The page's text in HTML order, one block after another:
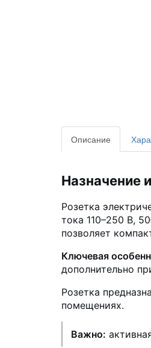
Описание
Назначение
Розетка
тока 110–250 В,
позволяет
Ключевая
дополнительно
Розетка
помещениях.
Важно: